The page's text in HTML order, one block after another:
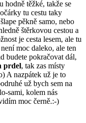
hodně těžké, takže se
tu cestu taky
pěkně samo, nebo
štěrkovou cestou a
je cesta lesem, ale tu
moc daleko, ale ten
budete pokračovat dál,
prdel, tak zas místy
A nazpátek už je to
už bych sem na
sami, kolem nás
moc černě.:-)